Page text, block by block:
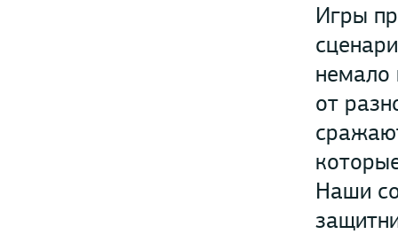
Игры
немало
от
Наши